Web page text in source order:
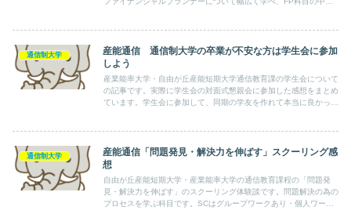
通信制大学
産能通信 通信制大学の卒業が不安な方は学生会に参加
しよう
産業能率大学・自由が丘産能短期大学通信教育課の学生会について
の記事です。実際に学生会の対面式懇親会に参加した感想をまとめ
ています。学生会に参加して、同期の学友を作れて本当に良かった
通信制大学
産能通信「問題発見・解決力を伸ばす」スクーリング感
想
自由が丘産能短期大学・産業能率大学の通信教育課程の「問題発
見・解決力を伸ばす」のスクーリング体験談です。問題解決の為の
プロセスを学ぶ科目です。SCはグループワークあり・個人ワーク